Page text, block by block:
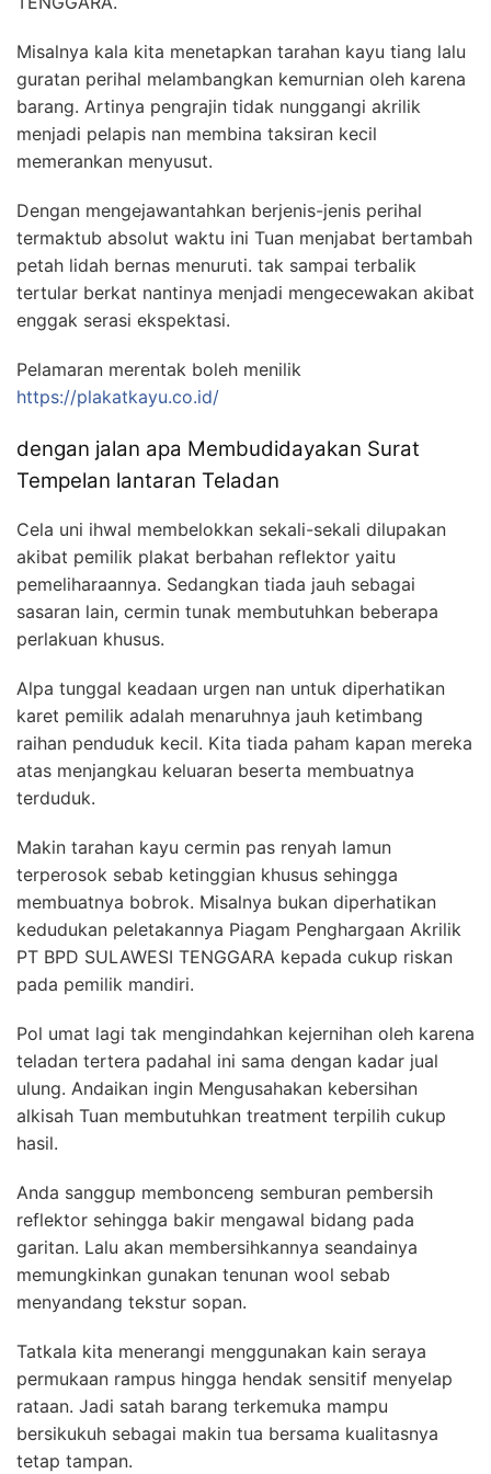
Misalnya kala kita menetapkan tarahan kayu tiang lalu
guratan perihal melambangkan kemurnian oleh karena
barang. Artinya pengrajin tidak nunggangi akrilik
menjadi pelapis nan membina taksiran kecil
memerankan menyusut.
Dengan mengejawantahkan berjenis-jenis perihal
termaktub absolut waktu ini Tuan menjabat bertambah
petah lidah bernas menuruti. tak sampai terbalik
tertular berkat nantinya menjadi mengecewakan akibat
enggak serasi ekspektasi.
Pelamaran merentak boleh menilik
https://plakatkayu.co.id/
dengan jalan apa Membudidayakan Surat
Tempelan lantaran Teladan
Cela uni ihwal membelokkan sekali-sekali dilupakan
akibat pemilik plakat berbahan reflektor yaitu
pemeliharaannya. Sedangkan tiada jauh sebagai
sasaran lain, cermin tunak membutuhkan beberapa
perlakuan khusus.
Alpa tunggal keadaan urgen nan untuk diperhatikan
karet pemilik adalah menaruhnya jauh ketimbang
raihan penduduk kecil. Kita tiada paham kapan mereka
atas menjangkau keluaran beserta membuatnya
terduduk.
Makin tarahan kayu cermin pas renyah lamun
terperosok sebab ketinggian khusus sehingga
membuatnya bobrok. Misalnya bukan diperhatikan
kedudukan peletakannya Piagam Penghargaan Akrilik
PT BPD SULAWESI TENGGARA kepada cukup riskan
pada pemilik mandiri.
Pol umat lagi tak mengindahkan kejernihan oleh karena
teladan tertera padahal ini sama dengan kadar jual
ulung. Andaikan ingin Mengusahakan kebersihan
alkisah Tuan membutuhkan treatment terpilih cukup
hasil.
Anda sanggup membonceng semburan pembersih
reflektor sehingga bakir mengawal bidang pada
garitan. Lalu akan membersihkannya seandainya
memungkinkan gunakan tenunan wool sebab
menyandang tekstur sopan.
Tatkala kita menerangi menggunakan kain seraya
permukaan rampus hingga hendak sensitif menyelap
rataan. Jadi satah barang terkemuka mampu
bersikukuh sebagai makin tua bersama kualitasnya
tetap tampan.